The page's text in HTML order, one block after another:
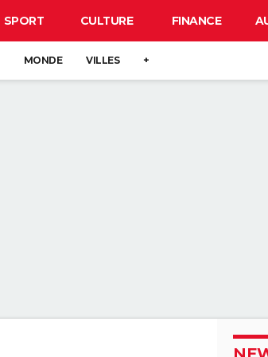
SPORT CULTURE FINANCE
MONDE VILLES +